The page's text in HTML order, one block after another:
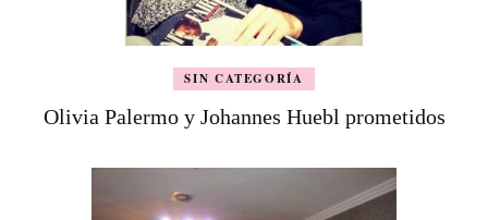
SIN CATEGORÍA
Olivia Palermo y Johannes Huebl prometidos